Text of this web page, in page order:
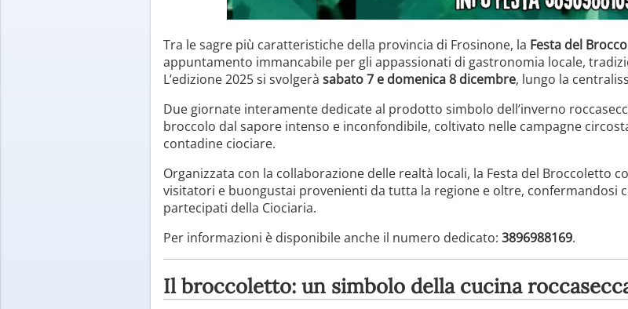
Tra le sagre più caratteristiche della provincia di Frosinone, la Festa del
appuntamento immancabile per gli appassionati di gastronomia locale,
L’edizione 2025 si svolgerà sabato 7 e domenica 8 dicembre, lungo la
Due giornate interamente dedicate al prodotto simbolo dell’inverno
broccolo dal sapore intenso e inconfondibile, coltivato nelle campagne
contadine ciociare.
Organizzata con la collaborazione delle realtà locali, la Festa del Broccoletto
visitatori e buongustai provenienti da tutta la regione e oltre, confermandosi
partecipati della Ciociaria.
Per informazioni è disponibile anche il numero dedicato: 3896988169.
Il broccoletto: un simbolo della cucina